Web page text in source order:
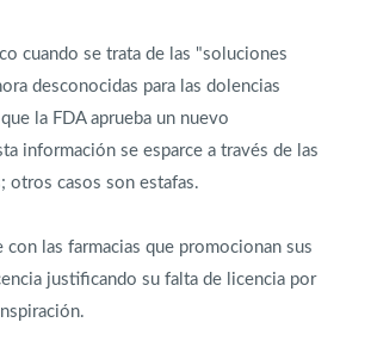
cuando se trata de las "soluciones
desconocidas para las dolencias
la FDA aprueba un nuevo
información se esparce a través de las
otros casos son estafas.
con las farmacias que promocionan sus
justificando su falta de licencia por